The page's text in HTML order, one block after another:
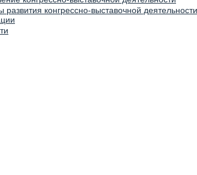
конгрессно-выставочной